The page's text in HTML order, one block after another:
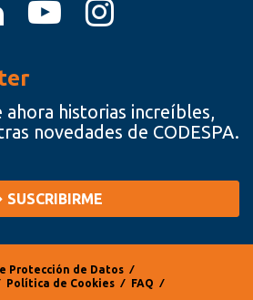
ahora historias increíbles,
novedades de CODESPA.
SUSCRIBIRME
Protección de Datos
⁄
Política de Cookies ⁄ FAQ
⁄